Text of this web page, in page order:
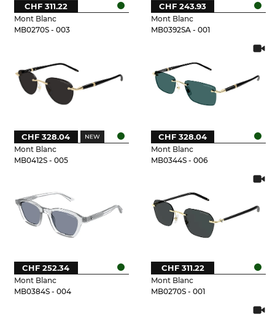
Mont Blanc
MB0270S - 003
CHF 311.22
Mont Blanc
MB0392SA - 001
CHF 243.93
Mont Blanc
MB0412S - 005
CHF 328.04
Mont Blanc
MB0344S - 006
CHF 328.04
Mont Blanc
MB0384S - 004
CHF 252.34
Mont Blanc
MB0270S - 001
CHF 311.22